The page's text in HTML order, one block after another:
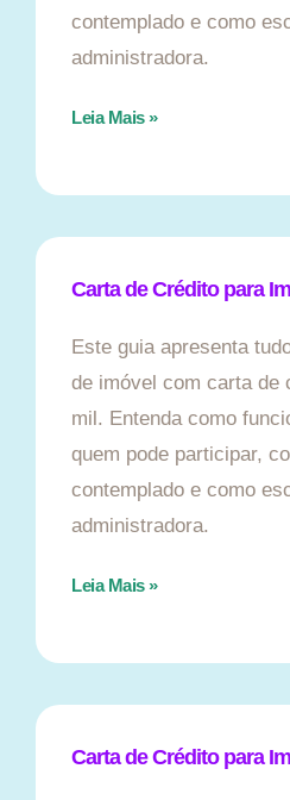
contemplado e como
administradora.
Leia Mais »
Carta de Crédito para
Este guia apresenta
de imóvel com carta de
mil. Entenda como
quem pode participar,
contemplado e como
administradora.
Leia Mais »
Carta de Crédito para